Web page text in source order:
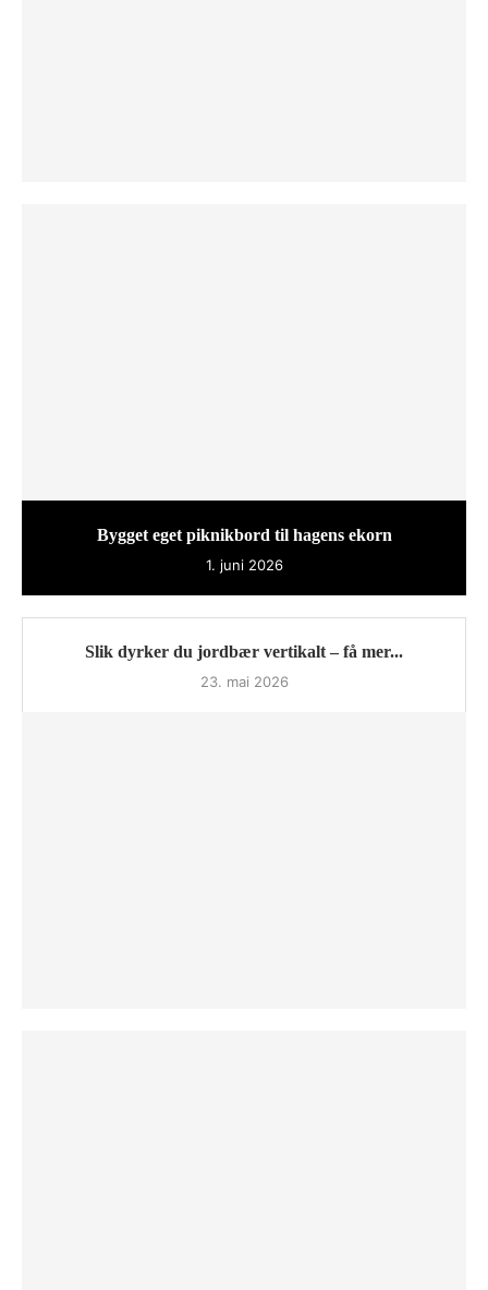
Bygget eget piknikbord til hagens ekorn
1. juni 2026
Slik dyrker du jordbær vertikalt – få mer...
23. mai 2026